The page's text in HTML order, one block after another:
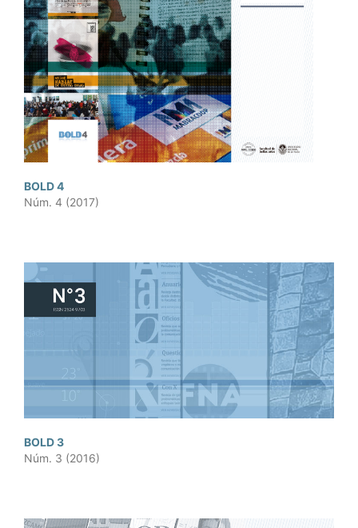
BOLD 4
Núm. 4 (2017)
BOLD 3
Núm. 3 (2016)